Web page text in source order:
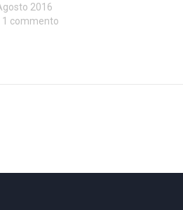
2016
1 commento